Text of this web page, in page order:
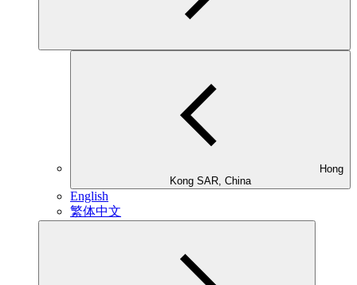
Kong SAR, China
English
繁体中文